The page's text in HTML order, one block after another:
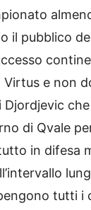
il pubblico
Virtus e non
di Qvale
in difesa
tutti